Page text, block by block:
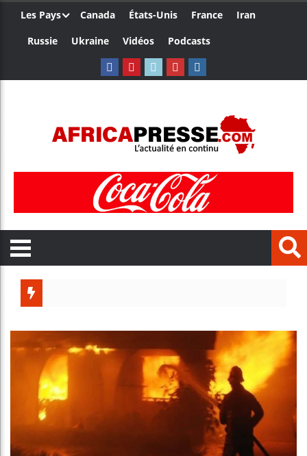
Les Pays Canada États-Unis France
Iran
Russie
Ukraine Vidéos Podcasts
Côte
Tunisie :
Ceuta :